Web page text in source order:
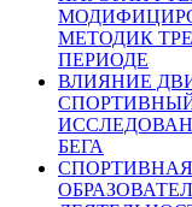
МЕТОДИК
ПЕРИОДЕ
ВЛИЯНИЕ
СПОРТИВНЫЙ
БЕГА